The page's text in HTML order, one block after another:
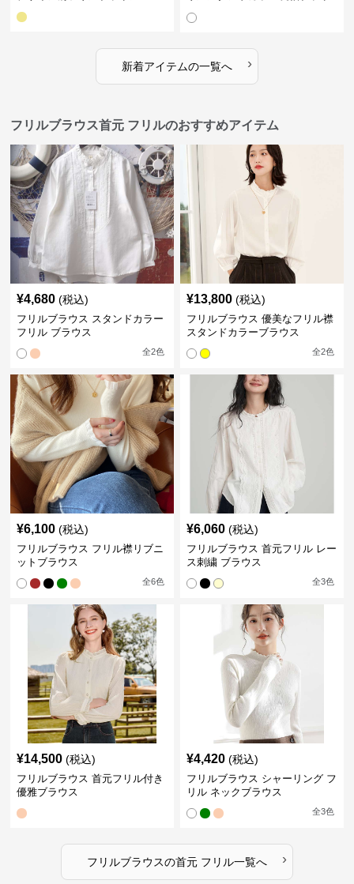
新着アイテムの一覧へ ›
フリルブラウス首元 フリルのおすすめアイテム
¥4,680 (税込)
フリルブラウス スタンドカラー
フリル ブラウス
全2色
¥13,800 (税込)
フリルブラウス 優美なフリル襟
スタンドカラーブラウス
全2色
¥6,100 (税込)
フリルブラウス フリル襟リブニ
ットブラウス
全6色
¥6,060 (税込)
フリルブラウス 首元フリル レー
ス刺繍 ブラウス
全3色
¥14,500 (税込)
フリルブラウス 首元フリル付き
優雅ブラウス
¥4,420 (税込)
フリルブラウス シャーリング フ
リル ネックブラウス
全3色
フリルブラウスの首元 フリル一覧へ ›